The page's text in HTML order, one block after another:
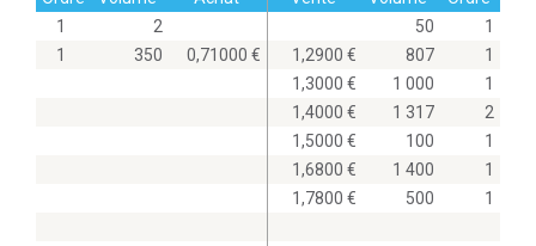
1
2
1
350 0,71000
50
1
1,2900
807
1
1,3000
1 000
1
1,4000
1 317
2
1,5000
100
1
1,6800
1 400
1
1,7800
500 1